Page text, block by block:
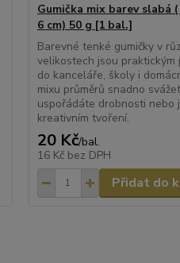
Gumička mix barev slabá
6 cm) 50 g [1 bal.]
Barevné tenké gumičky v
velikostech jsou praktickým
do kanceláře, školy i
mixu průměrů snadno
uspořádáte drobnosti nebo
kreativním tvoření.
20 Kč/bal.
16 Kč bez DPH
Přidat do